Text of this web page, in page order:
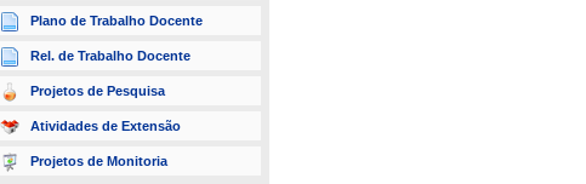
Plano de Trabalho Docente
Rel. de Trabalho Docente
Projetos de Pesquisa
Atividades de Extensão
Projetos de Monitoria